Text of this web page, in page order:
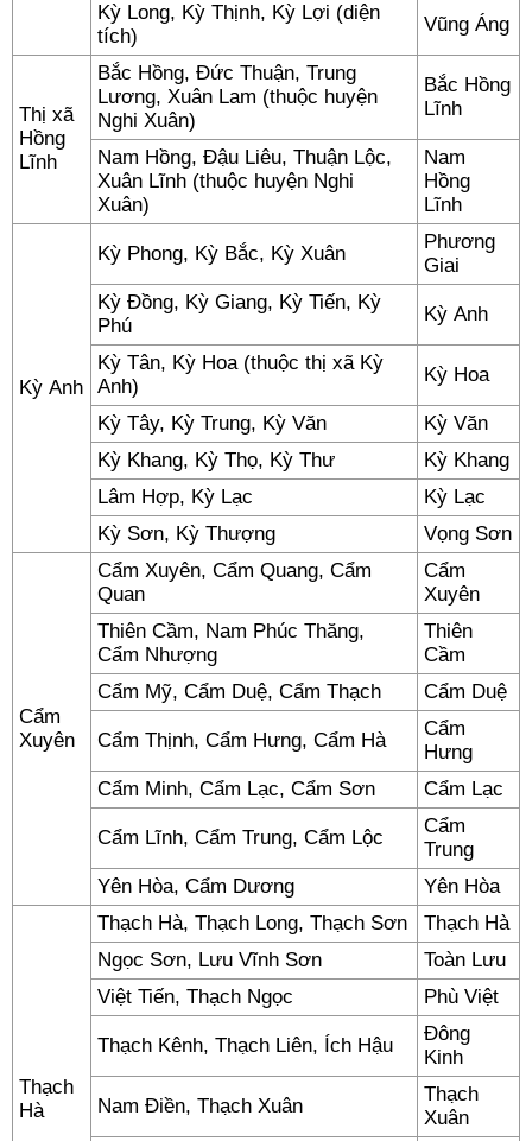
Kỳ Long, Kỳ Thịnh, Kỳ Lợi (diện
tích)
Vũng Áng
Thị xã
Hồng
Lĩnh
Bắc Hồng, Đức Thuận, Trung
Lương, Xuân Lam (thuộc huyện
Nghi Xuân)
Bắc Hồng
Lĩnh
Nam Hồng, Đậu Liêu, Thuận Lộc,
Xuân Lĩnh (thuộc huyện Nghi
Xuân)
Nam
Hồng
Lĩnh
Kỳ Anh
Kỳ Phong, Kỳ Bắc, Kỳ Xuân
Phương
Giai
Kỳ Đồng, Kỳ Giang, Kỳ Tiến, Kỳ
Phú
Kỳ Anh
Kỳ Tân, Kỳ Hoa (thuộc thị xã Kỳ
Anh)
Kỳ Hoa
Kỳ Tây, Kỳ Trung, Kỳ Văn
Kỳ Văn
Kỳ Khang, Kỳ Thọ, Kỳ Thư
Kỳ Khang
Lâm Hợp, Kỳ Lạc
Kỳ Lạc
Kỳ Sơn, Kỳ Thượng
Vọng Sơn
Cẩm
Xuyên
Cẩm Xuyên, Cẩm Quang, Cẩm
Quan
Cẩm
Xuyên
Thiên Cầm, Nam Phúc Thăng,
Cẩm Nhượng
Thiên
Cầm
Cẩm Mỹ, Cẩm Duệ, Cẩm Thạch
Cẩm Duệ
Cẩm Thịnh, Cẩm Hưng, Cẩm Hà
Cẩm
Hưng
Cẩm Minh, Cẩm Lạc, Cẩm Sơn
Cẩm Lạc
Cẩm Lĩnh, Cẩm Trung, Cẩm Lộc
Cẩm
Trung
Yên Hòa, Cẩm Dương
Yên Hòa
Thạch
Hà
Thạch Hà, Thạch Long, Thạch Sơn
Thạch Hà
Ngọc Sơn, Lưu Vĩnh Sơn
Toàn Lưu
Việt Tiến, Thạch Ngọc
Phù Việt
Thạch Kênh, Thạch Liên, Ích Hậu
Đông
Kinh
Nam Điền, Thạch Xuân
Thạch
Xuân